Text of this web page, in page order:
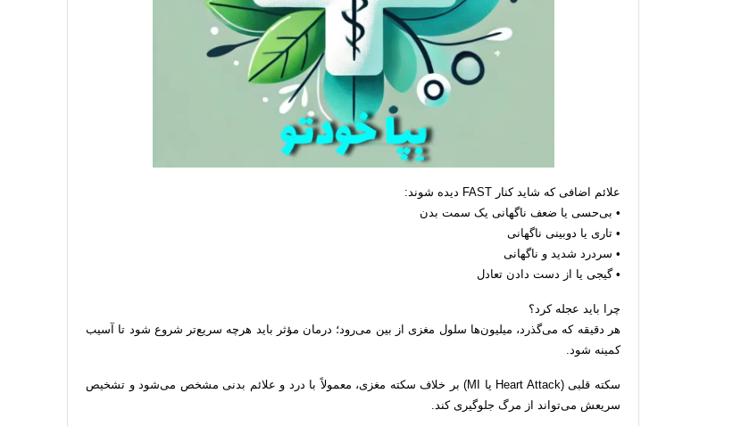
علائم اضافی که شاید کنار FAST دیده شوند:
• بی‌حسی یا ضعف ناگهانی یک سمت بدن
• تاری یا دوبینی ناگهانی
• سردرد شدید و ناگهانی
• گیجی یا از دست دادن تعادل
چرا باید عجله کرد؟
هر دقیقه که می‌گذرد، میلیون‌ها سلول مغزی از بین می‌رود؛ درمان مؤثر باید هرچه سریع‌تر شروع شود تا آسیب
کمینه شود.
سکته قلبی (Heart Attack یا MI) بر خلاف سکته مغزی، معمولاً با درد و علائم بدنی مشخص می‌شود و تشخیص
سریعش می‌تواند از مرگ جلوگیری کند.